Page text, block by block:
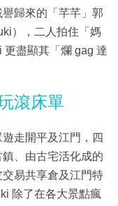
歸來的「芊芊」郭
），二人拍住「媽
更盡顯其「爛 gag 達
滾床單
走開平及江門，四
、由古宅活化成的
易共享倉及江門特
除了在各大景點瘋